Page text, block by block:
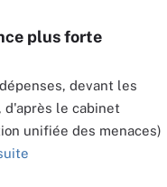
plus forte
devant les
d'après le cabinet
unifiée des menaces)